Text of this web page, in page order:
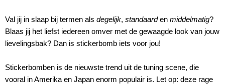
Val jij in slaap bij termen als degelijk, standaarden middelmatig?
Blaas jij het liefst iedereen omver met de gewaagde look van jouw
lievelingsbak? Dan is stickerbomb iets voor jou!
Stickerbomben is de nieuwste trend uit de tuning scene, die
vooral in Amerika en Japan enorm populair is. Let op: deze rage